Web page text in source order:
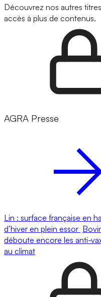
Découvrez nos autres
accès à plus de contenus.
AGRA Presse
Lin : surface française en
d’hiver en plein essor
déboute encore les anti-
au climat